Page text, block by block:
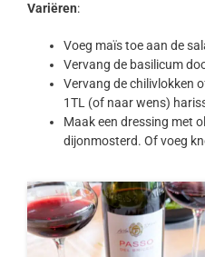
Variëren:
Voeg maïs toe aan de
Vervang de basilicum
Vervang de chilivlokken
1TL (of naar wens)
Maak een dressing met
dijonmosterd. Of voeg